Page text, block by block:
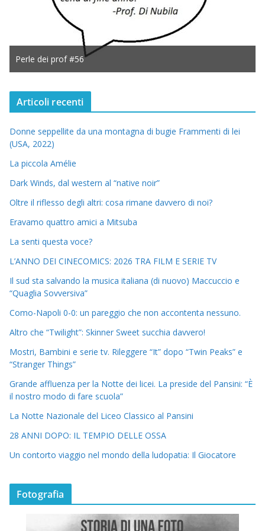
Perle dei prof #56
Articoli recenti
Donne seppellite da una montagna di bugie Frammenti di lei
(USA, 2022)
La piccola Amélie
Dark Winds, dal western al “native noir”
Oltre il riflesso degli altri: cosa rimane davvero di noi?
Eravamo quattro amici a Mitsuba
La senti questa voce?
L’ANNO DEI CINECOMICS: 2026 TRA FILM E SERIE TV
Il sud sta salvando la musica italiana (di nuovo) Maccuccio e
“Quaglia Sovversiva”
Como-Napoli 0-0: un pareggio che non accontenta nessuno.
Altro che “Twilight”: Skinner Sweet succhia davvero!
Mostri, Bambini e serie tv. Rileggere “It” dopo “Twin Peaks” e
“Stranger Things”
Grande affluenza per la Notte dei licei. La preside del Pansini: “È
il nostro modo di fare scuola”
La Notte Nazionale del Liceo Classico al Pansini
28 ANNI DOPO: IL TEMPIO DELLE OSSA
Un contorto viaggio nel mondo della ludopatia: Il Giocatore
Fotografia